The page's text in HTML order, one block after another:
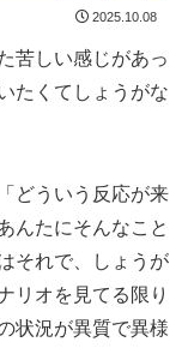
2025.10.08
苦しい感じがあっ
たくてしょうがな
どういう反応が来
たにそんなこと
それで、しょうが
リオを見てる限り
状況が異質で異様